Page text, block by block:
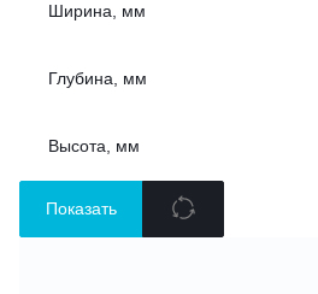
Ширина, мм
Глубина, мм
Высота, мм
Показать